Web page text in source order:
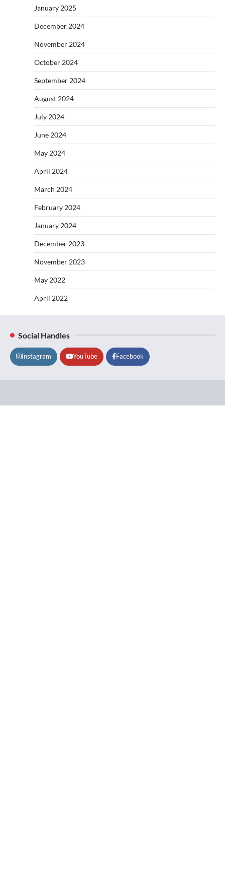
January 2025
December 2024
November 2024
October 2024
September 2024
August 2024
July 2024
June 2024
May 2024
April 2024
March 2024
February 2024
January 2024
December 2023
November 2023
May 2022
April 2022
Social Handles
Instagram YouTube Facebook